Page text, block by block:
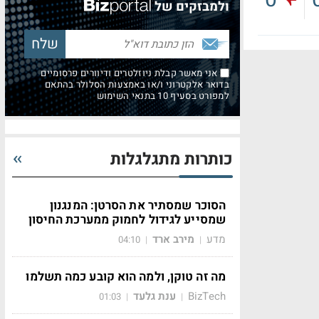
ולמבזקים של
אני מאשר קבלת ניוזלטרים ודיוורים פרסומיים
בדואר אלקטרוני ו/או באמצעות הסלולר בהתאם
למפורט בסעיף 10 בתנאי השימוש
כותרות מתגלגלות
הסוכר שמסתיר את הסרטן: המנגנון
שמסייע לגידול לחמוק ממערכת החיסון
מדע | מירב ארד |
04:10
מה זה טוקן, ולמה הוא קובע כמה תשלמו
BizTech
| ענת גלעד |
01:03